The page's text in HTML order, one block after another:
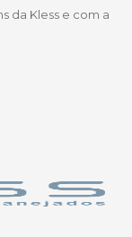
da Kless e com a